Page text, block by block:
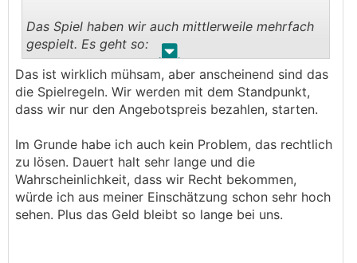
. .
Das Spiel haben wir auch mittlerweile mehrfach
gespielt. Es geht so:
Es wird eine Arbeit beim Handwerker beauftragt
und ein Preis vereinbart.
Der Handwerker kommt und arbeitet im Rahmen
Die Schlussrechnung kommt überhöht oder sie
kommt, und die Arbeiten sind nicht
ordentlich/vollständig erledigt.
Ich weise die Rechnung zurück und bezahle den
vereinbarten Preis oder die tatsächlich
Das ist wirklich mühsam, aber anscheinend sind das
die Spielregeln. Wir werden mit dem Standpunkt,
dass wir nur den Angebotspreis bezahlen, starten.
Im Grunde habe ich auch kein Problem, das rechtlich
zu lösen. Dauert halt sehr lange und die
Wahrscheinlichkeit, dass wir Recht bekommen,
würde ich aus meiner Einschätzung schon sehr hoch
sehen. Plus das Geld bleibt so lange bei uns.